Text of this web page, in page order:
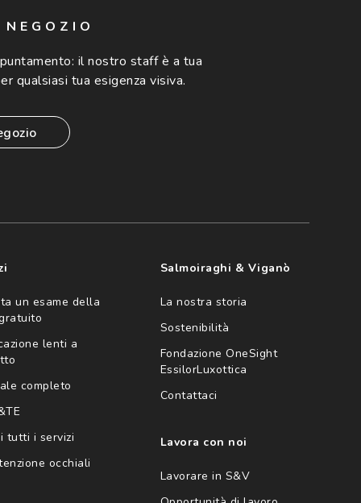
il nostro staff è a tua
qualsiasi tua esigenza visiva.
un esame della
lenti a
completo
tutti i servizi
occhiali
Salmoiraghi & Viganò
La nostra storia
Sostenibilità
Fondazione OneSight
EssilorLuxottica
Contattaci
Lavora con noi
Lavorare in S&V